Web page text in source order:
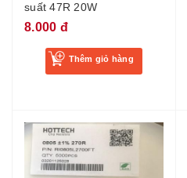
suất 47R 20W
8.000 đ
Thêm giỏ hàng